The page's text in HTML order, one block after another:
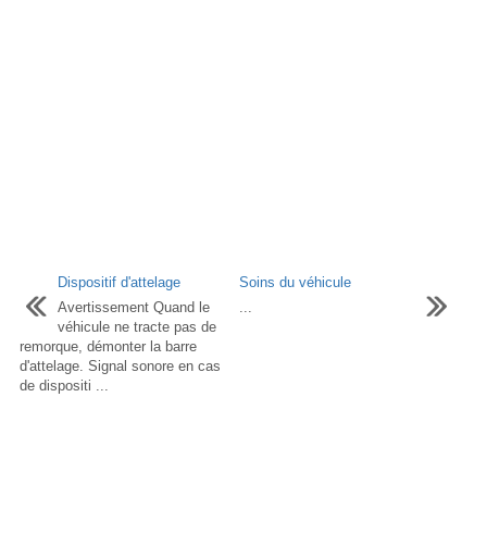
Dispositif d'attelage
Avertissement Quand le
véhicule ne tracte pas de
remorque, démonter la barre
d'attelage. Signal sonore en cas
de dispositi ...
Soins du véhicule
...